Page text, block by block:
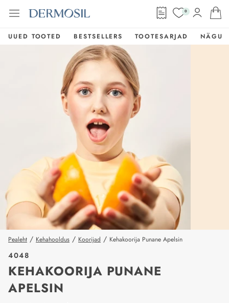
0
UUED TOOTED BESTSELLERS TOOTESARJAD NÄGU
Pealeht / Kehahooldus / Koorijad / Kehakoorija Punane Apelsin
4048
KEHAKOORIJA PUNANE
APELSIN